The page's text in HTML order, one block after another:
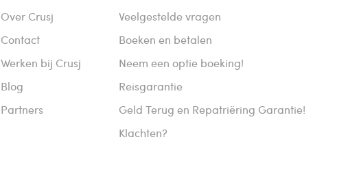
Over Crusj
Contact
Werken bij Crusj
Blog
Partners
Veelgestelde vragen
Boeken en betalen
Neem een optie boeking!
Reisgarantie
Geld Terug en Repatriëring Garantie!
Klachten?